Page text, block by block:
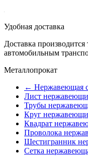
Удобная доставка
Доставка
автомобильным
Металлопрокат
← Нержавеющая
Лист
Трубы
Круг
Квадрат
Проволока
Шестигранник
Сетка